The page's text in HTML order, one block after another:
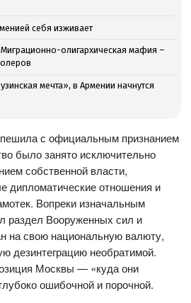
себя изживает
олигархическая мафия –
мечта», в Армении начнутся
с официальным признанием
было занято исключительно
собственной власти,
дипломатические отношения и
Вопреки изначальным
раздел Вооруженных сил и
на свою национальную валюту,
дезинтеграцию необратимой.
Москвы — «куда они
ошибочной и порочной.